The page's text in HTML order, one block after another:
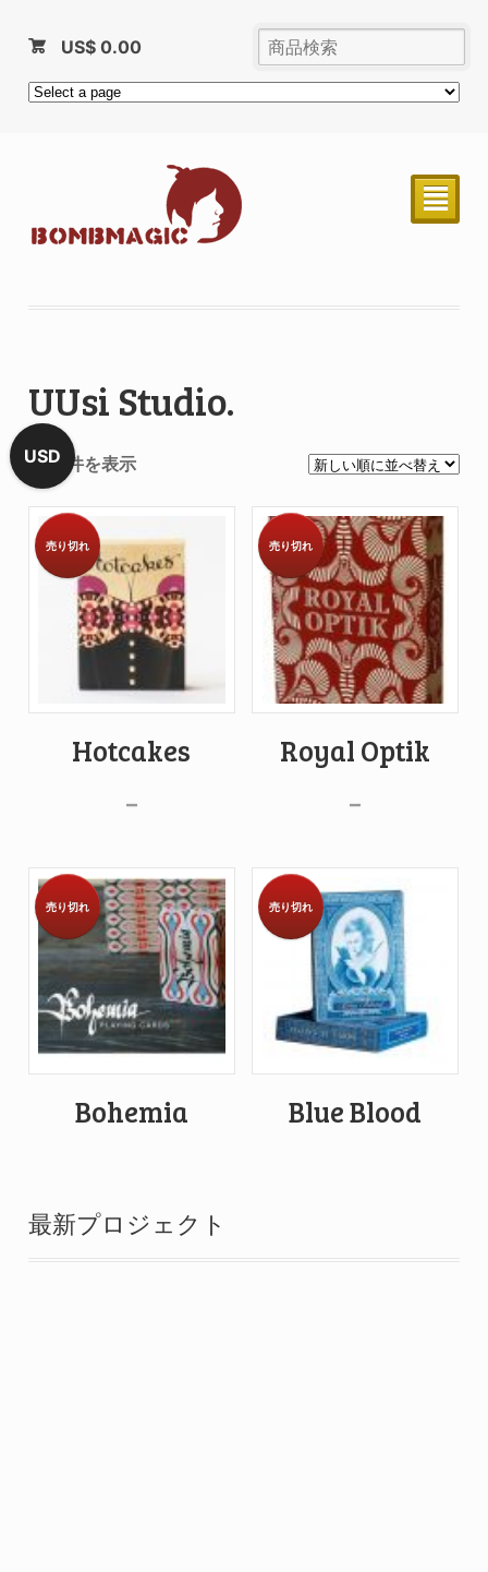
US$0.00
²
UUsi Studio.
全 4 件を表示
売り切れ
Hotcakes
–
売り切れ
Royal Optik
–
売り切れ
Bohemia
売り切れ
Blue Blood
最新プロジェクト
USD